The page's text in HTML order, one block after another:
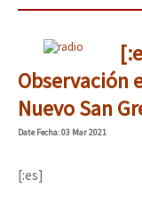
Observación
Nuevo San
DateFecha: 03 Mar 2021
[:es]